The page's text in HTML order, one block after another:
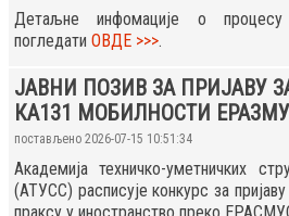
Детаљне инфомације о процесу
погледати ОВДЕ >>>.
ЈАВНИ ПОЗИВ ЗА ПРИЈАВУ
КА131 МОБИЛНОСТИ
постављено 2026-07-15 10:51:34
Академија техничко-уметничких
(АТУСС) расписује конкурс за